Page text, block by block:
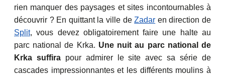
rien manquer des paysages et sites incontournables à
découvrir ? En quittant la ville deZadar en direction de
Split, vous devez obligatoirement faire une halte au
parc national de Krka. Une nuit au parc national de
Krka suffirapour admirer le site avec sa série de
cascades impressionnantes et les différents moulins à